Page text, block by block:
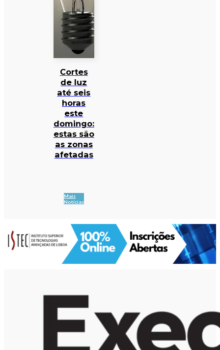
Cortes
de luz
até seis
horas
este
domingo:
estas são
as zonas
afetadas
Mais
Notícias